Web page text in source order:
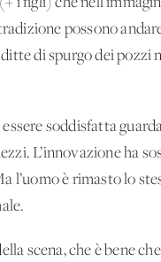
possono
di spurgo dei pozzi
soddisfatta
L’innovazione ha
l’uomo è rimasto lo
scena, che è bene